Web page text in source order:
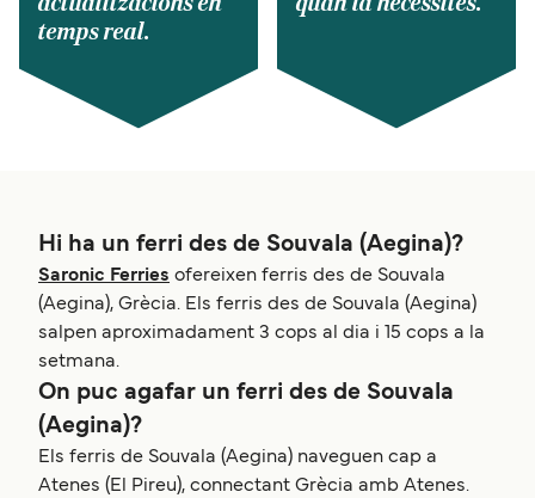
temps real.
Hi ha un ferri des de Souvala (Aegina)?
Saronic Ferries ofereixen ferris des de Souvala
(Aegina), Grècia. Els ferris des de Souvala (Aegina)
salpen aproximadament 3 cops al dia i 15 cops a la
setmana.
On puc agafar un ferri des de Souvala
(Aegina)?
Els ferris de Souvala (Aegina) naveguen cap a
Atenes (El Pireu), connectant Grècia amb Atenes.